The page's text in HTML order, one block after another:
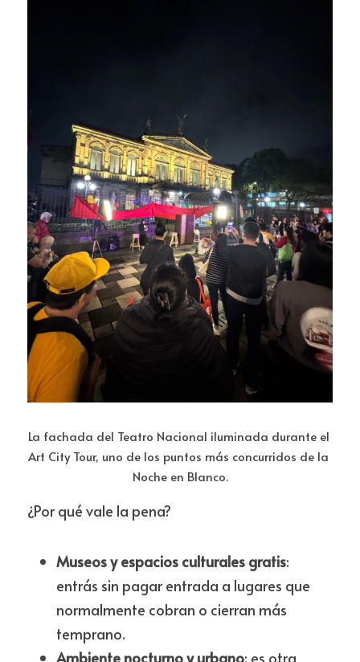
La fachada del Teatro Nacional iluminada durante el
Art City Tour, uno de los puntos más concurridos de la
Noche en Blanco.
¿Por qué vale la pena?
Museos y espacios culturales gratis:
entrás sin pagar entrada a lugares que
normalmente cobran o cierran más
temprano.
Ambiente nocturno y urbano: es otra